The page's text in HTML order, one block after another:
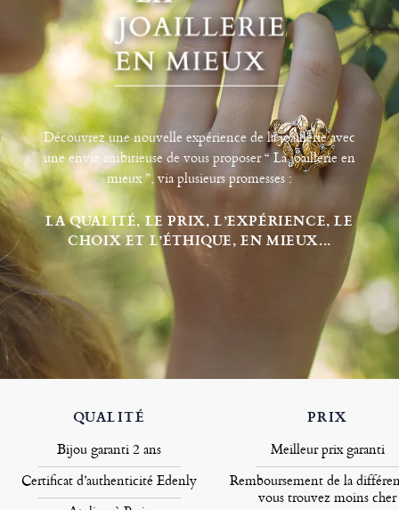
Découvrez une nouvelle expérience de la joaillerie avec
une envie ambitieuse de vous proposer “ La joaillerie en
mieux ”, via plusieurs promesses :
LA QUALITÉ, LE PRIX, L’EXPÉRIENCE, LE
CHOIX ET L’ÉTHIQUE, EN MIEUX...
QUALITÉ
Bijou garanti 2 ans
Certificat d’authenticité Edenly
PRIX
Meilleur prix garanti
Remboursement de la
vous trouvez moins cher